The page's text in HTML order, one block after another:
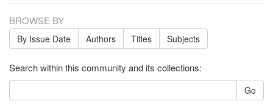
BROWSE BY
By Issue Date Authors Titles Subjects
Search within this community and its collections:
Go